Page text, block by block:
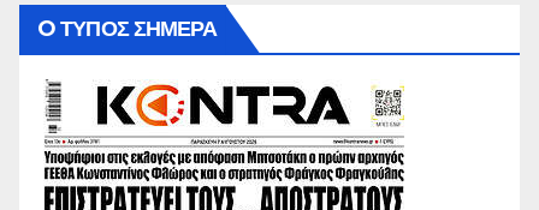
O ΤΥΠΟΣ ΣΗΜΕΡΑ